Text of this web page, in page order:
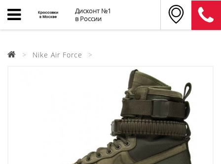
Дисконт №1
в России
Nike Air Force